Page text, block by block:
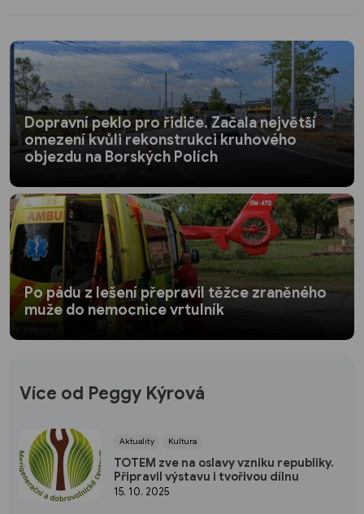
Dopravní peklo pro řidiče. Začala největší
omezení kvůli rekonstrukci kruhového
objezdu na Borských Polích
Po pádu z lešení přepravil těžce zraněného
muže do nemocnice vrtulník
Více od Peggy Kýrová
Aktuality Kultura
TOTEM zve na oslavy vzniku republiky.
Připravil výstavu i tvořivou dílnu
15. 10. 2025